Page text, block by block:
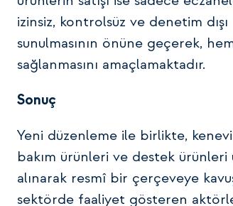
izinsiz, kontrolsüz ve denetim
sunulmasının önüne geçerek,
sağlanmasını amaçlamaktadır.
Sonuç
Yeni düzenleme ile birlikte,
bakım ürünleri ve destek ürünleri
alınarak resmî bir çerçeveye
sektörde faaliyet gösteren